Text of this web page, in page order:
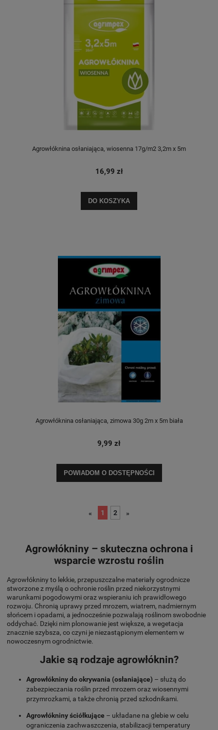
Agrowłóknina osłaniająca, wiosenna 17g/m2 3,2m x 5m
16,99 zł
DO KOSZYKA
Agrowłóknina osłaniająca, zimowa 30g 2m x 5m biała
9,99 zł
POWIADOM O DOSTĘPNOŚCI
« 1 2 »
Agrowłókniny – skuteczna ochrona i
wsparcie wzrostu roślin
Agrowłókniny to lekkie, przepuszczalne materiały ogrodnicze
stworzone z myślą o ochronie roślin przed niekorzystnymi
warunkami pogodowymi oraz wspieraniu ich prawidłowego
rozwoju. Chronią uprawy przed mrozem, wiatrem, nadmiernym
słońcem i opadami, a jednocześnie pozwalają roślinom swobodnie
oddychać. Dzięki nim plonowanie jest większe, a wegetacja
znacznie szybsza, co czyni je niezastąpionym elementem w
nowoczesnym ogrodnictwie.
Jakie są rodzaje agrowłóknin?
Agrowłókniny do okrywania (osłaniające) – służą do
zabezpieczania roślin przed mrozem oraz wiosennymi
przymrozkami, a także chronią przed szkodnikami.
Agrowłókniny ściółkujące – układane na glebie w celu
ograniczenia zachwaszczenia, stabilizacji temperatury